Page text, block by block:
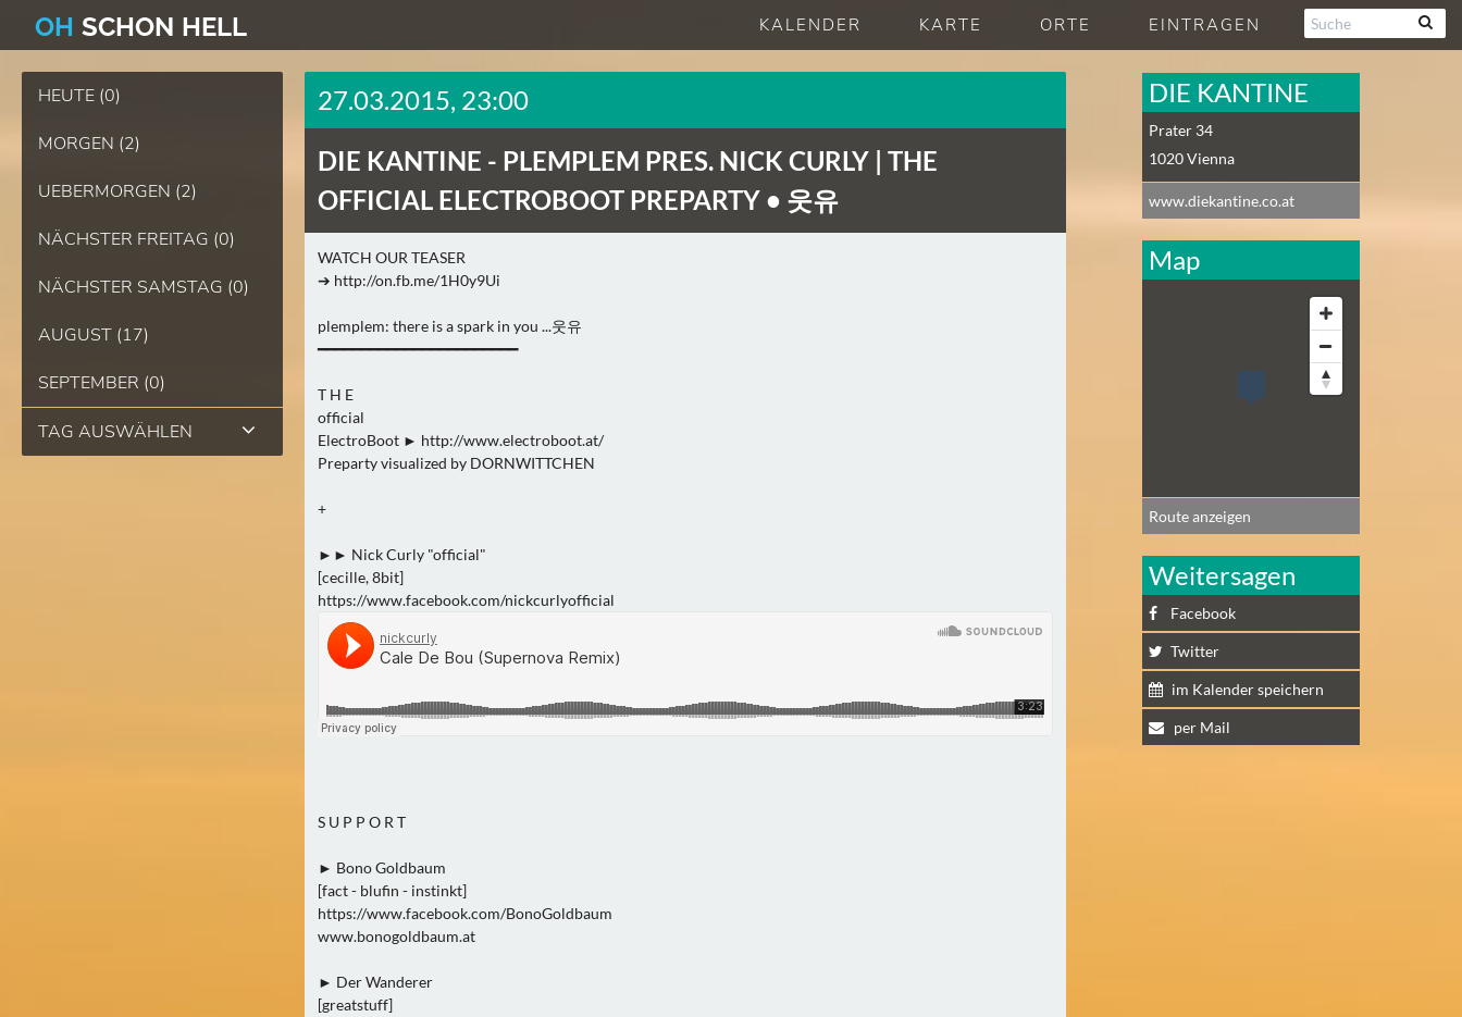
OH SCHON HELL KALENDER KARTE ORTE EINTRAGEN
HEUTE (0)
MORGEN (2)
UEBERMORGEN (2)
NÄCHSTER FREITAG (0)
NÄCHSTER SAMSTAG (0)
AUGUST (17)
SEPTEMBER (0)
TAG AUSWÄHLEN
27.03.2015, 23:00
DIE KANTINE - PLEMPLEM PRES. NICK CURLY | THE
OFFICIAL ELECTROBOOT PREPARTY • 웃유
WATCH OUR TEASER
➔ http://on.fb.me/1H0y9Ui
plemplem: there is a spark in you ...웃유
━━━━━━━━━━━━━━━━━━━━━━━
T H E
official
ElectroBoot ► http://www.electroboot.at/
Preparty visualized by DORNWITTCHEN
+
►► Nick Curly "official"
[cecille, 8bit]
https://www.facebook.com/nickcurlyofficial
S U P P O R T
► Bono Goldbaum
[fact - blufin - instinkt]
https://www.facebook.com/BonoGoldbaum
www.bonogoldbaum.at
► Der Wanderer
[greatstuff]
DIE KANTINE
Prater 34
1020Vienna
www.diekantine.co.at
Map
Route anzeigen
Weitersagen
Facebook
Twitter
im Kalender speichern
per Mail